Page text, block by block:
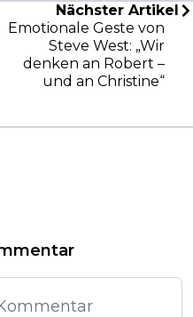
Nächster Artikel
Emotionale Geste von
Steve West: „Wir
denken an Robert –
und an Christine“